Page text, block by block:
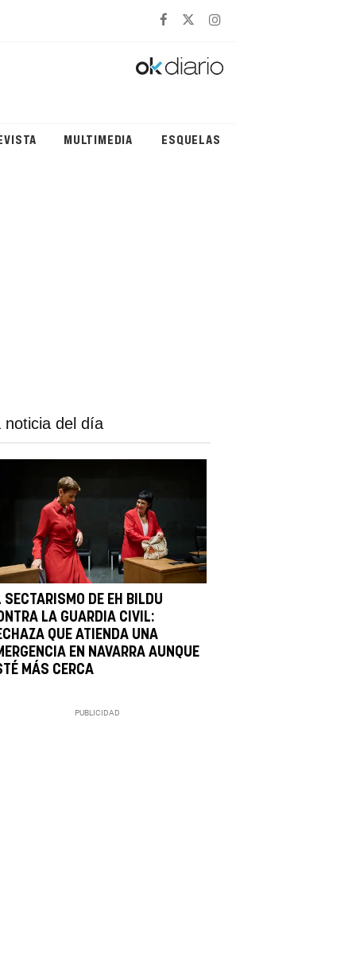
MULTIMEDIA ESQUELAS
noticia del día
SECTARISMO DE EH BILDU
LA GUARDIA CIVIL:
QUE ATIENDA UNA
EN NAVARRA AUNQUE
MÁS CERCA